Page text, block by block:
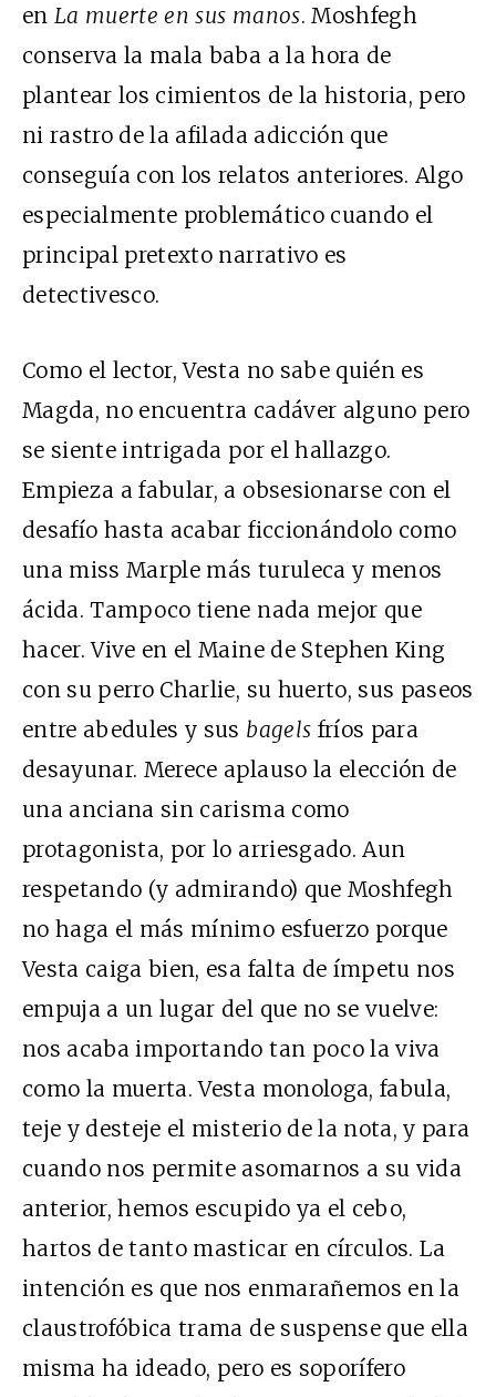
enLa muerte en sus manos. Moshfegh
conserva la mala baba a la hora de
plantear los cimientos de la historia, pero
ni rastro de la afilada adicción que
conseguía con los relatos anteriores. Algo
especialmente problemático cuando el
principal pretexto narrativo es
detectivesco.
Como el lector, Vesta no sabe quién es
Magda, no encuentra cadáver alguno pero
se siente intrigada por el hallazgo.
Empieza a fabular, a obsesionarse con el
desafío hasta acabar ficcionándolo como
una miss Marple más turuleca y menos
ácida. Tampoco tiene nada mejor que
hacer. Vive en el Maine de Stephen King
con su perro Charlie, su huerto, sus paseos
entre abedules y sus bagels fríos para
desayunar. Merece aplauso la elección de
una anciana sin carisma como
protagonista, por lo arriesgado. Aun
respetando (y admirando) que Moshfegh
no haga el más mínimo esfuerzo porque
Vesta caiga bien, esa falta de ímpetu nos
empuja a un lugar del que no se vuelve:
nos acaba importando tan poco la viva
como la muerta. Vesta monologa, fabula,
teje y desteje el misterio de la nota, y para
cuando nos permite asomarnos a su vida
anterior, hemos escupido ya el cebo,
hartos de tanto masticar en círculos. La
intención es que nos enmarañemos en la
claustrofóbica trama de suspense que ella
misma ha ideado, pero es soporífero